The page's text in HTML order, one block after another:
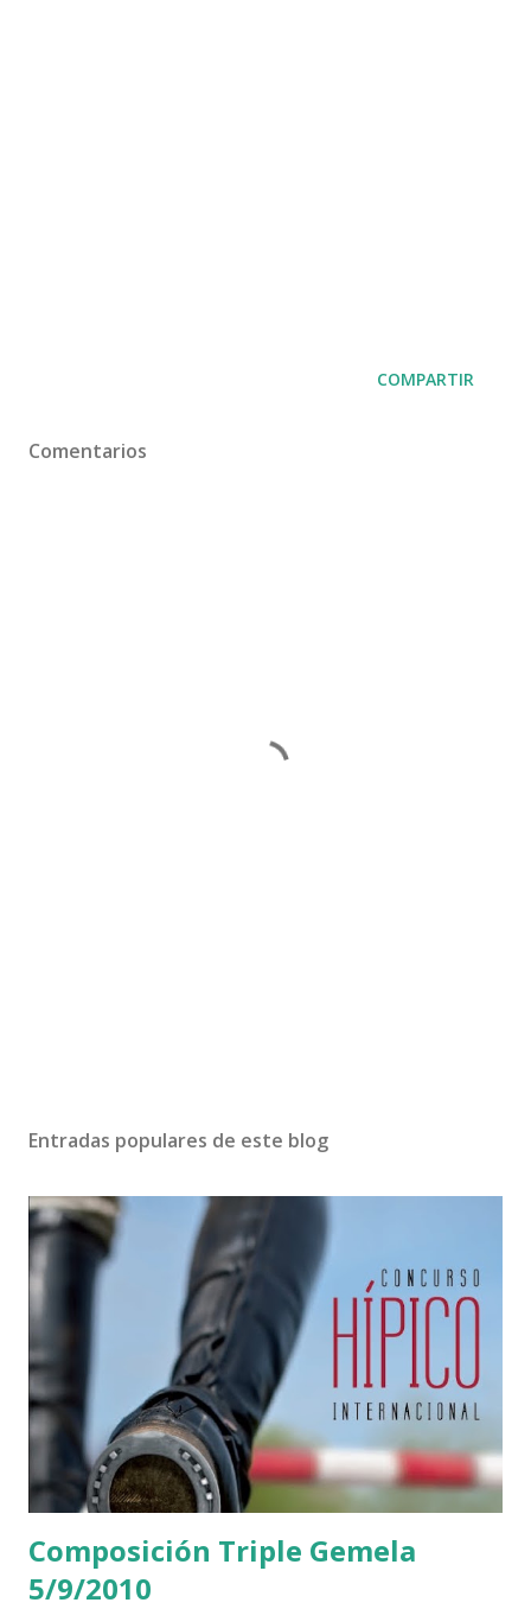
COMPARTIR
Comentarios
Entradas populares de este blog
Composición Triple Gemela
5/9/2010